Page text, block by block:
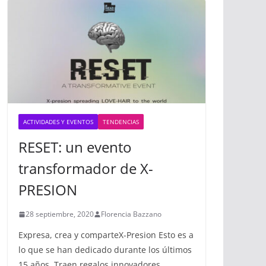
ACTIVIDADES Y EVENTOS TENDENCIAS
RESET: un evento
transformador de X-
PRESION
28 septiembre, 2020 Florencia Bazzano
Expresa, crea y comparteX-Presion Esto es a
lo que se han dedicado durante los últimos